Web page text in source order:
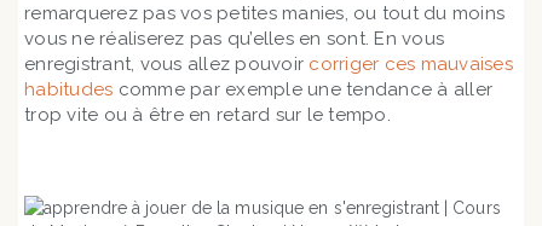
remarquerez pas vos petites manies, ou tout du moins
vous ne réaliserez pas qu’elles en sont. En vous
enregistrant, vous allez pouvoir corriger ces mauvaises
habitudes comme par exemple une tendance à aller
trop vite ou à être en retard sur le tempo.